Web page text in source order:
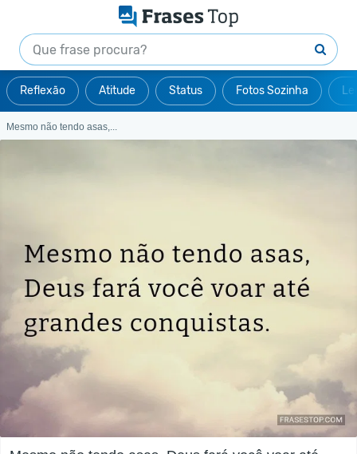
Reflexão Atitude Status Fotos Sozinha
Mesmo não tendo asas,...